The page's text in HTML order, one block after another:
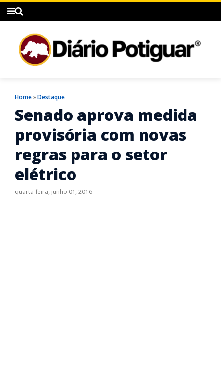
Home»Destaque
Senado aprova medida
provisória com novas
regras para o setor
elétrico
quarta-feira, junho 01, 2016